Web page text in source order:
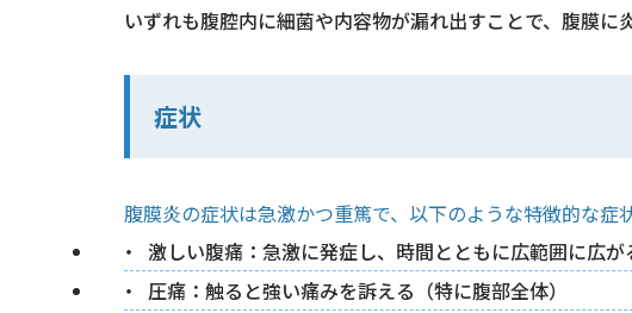
いずれも腹腔内に細菌や内容物が漏れ出すことで、腹膜に
症状
腹膜炎の症状は急激かつ重篤で、以下のような特徴的な症
激しい腹痛：急激に発症し、時間とともに広範囲に広が
圧痛：触ると強い痛みを訴える（特に腹部全体）